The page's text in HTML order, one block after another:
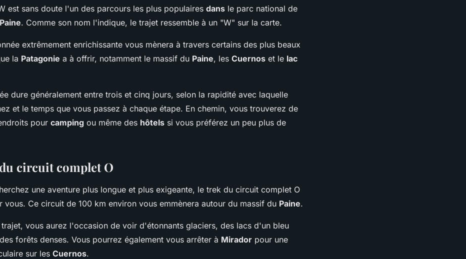
est sans doute l'un des parcours les plus populaires dans le parc national de
. Comme son nom l'indique, le trajet ressemble à un "W" sur la carte.
extrêmement enrichissante vous mènera à travers certains des plus beaux
la Patagonie a à offrir, notamment le massif du Paine, les Cuernos et le lac
dure généralement entre trois et cinq jours, selon la rapidité avec laquelle
et le temps que vous passez à chaque étape. En chemin, vous trouverez de
pour camping ou même des hôtels si vous préférez un peu plus de
circuit complet O
une aventure plus longue et plus exigeante, le trek du circuit complet O
vous. Ce circuit de 100 km environ vous emmènera autour du massif du Paine.
trajet, vous aurez l'occasion de voir d'étonnants glaciers, des lacs d'un bleu
forêts denses. Vous pourrez également vous arrêter à Mirador pour une
sur les Cuernos.